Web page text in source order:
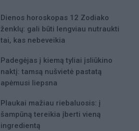
Dienos horoskopas 12 Zodiako
ženklų: gali būti lengviau nutraukti
tai, kas nebeveikia
Padegėjas į kiemą tyliai įsliūkino
naktį: tamsą nušvietė pastatą
apėmusi liepsna
Plaukai mažiau riebaluosis: į
šampūną tereikia įberti vieną
ingredientą